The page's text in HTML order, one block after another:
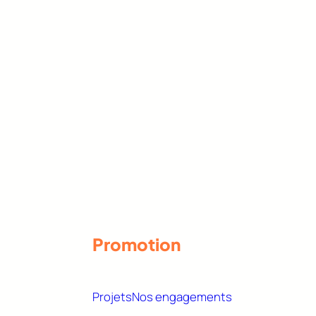
Promotion
ProjetsNos engagements